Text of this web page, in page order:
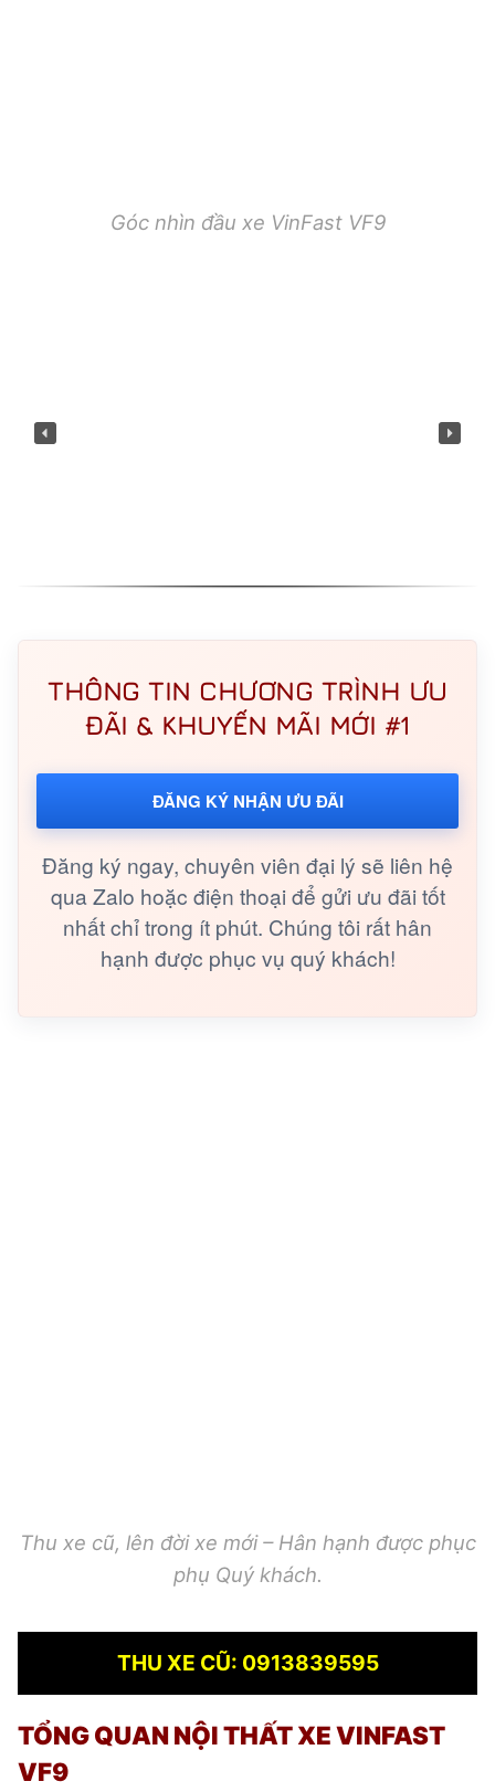
Góc nhìn đầu xe VinFast VF9
THÔNG TIN CHƯƠNG TRÌNH ƯU
ĐÃI & KHUYẾN MÃI MỚI #1
ĐĂNG KÝ NHẬN ƯU ĐÃI
Đăng ký ngay, chuyên viên đại lý sẽ liên hệ
qua Zalo hoặc điện thoại để gửi ưu đãi tốt
nhất chỉ trong ít phút. Chúng tôi rất hân
hạnh được phục vụ quý khách!
Thu xe cũ, lên đời xe mới – Hân hạnh được phục
phụ Quý khách.
THU XE CŨ: 0913839595
TỔNG QUAN NỘI THẤT XE VINFAST
VF9